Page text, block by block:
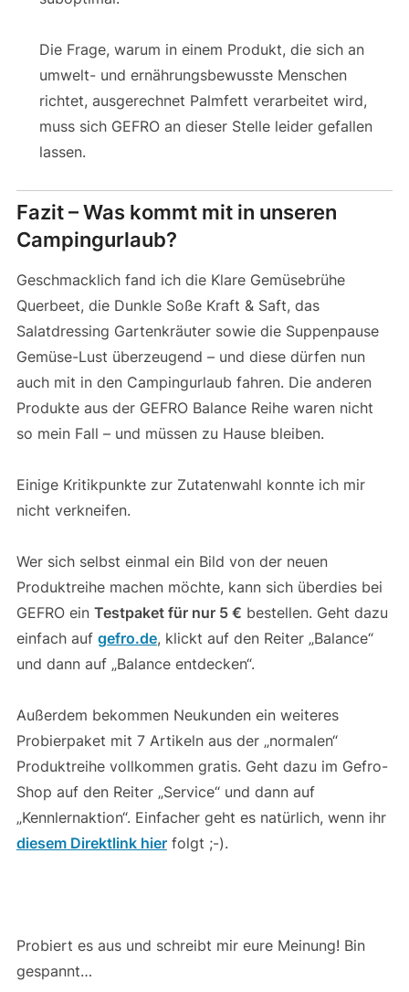
Die Frage, warum in einem Produkt, die sich an
umwelt- und ernährungsbewusste Menschen
richtet, ausgerechnet Palmfett verarbeitet wird,
muss sich GEFRO an dieser Stelle leider gefallen
lassen.
Fazit – Was kommt mit in unseren
Campingurlaub?
Geschmacklich fand ich die Klare Gemüsebrühe
Querbeet, die Dunkle Soße Kraft & Saft, das
Salatdressing Gartenkräuter sowie die Suppenpause
Gemüse-Lust überzeugend – und diese dürfen nun
auch mit in den Campingurlaub fahren. Die anderen
Produkte aus der GEFRO Balance Reihe waren nicht
so mein Fall – und müssen zu Hause bleiben.
Einige Kritikpunkte zur Zutatenwahl konnte ich mir
nicht verkneifen.
Wer sich selbst einmal ein Bild von der neuen
Produktreihe machen möchte, kann sich überdies bei
GEFRO ein Testpaket für nur 5 € bestellen. Geht dazu
einfach auf gefro.de, klickt auf den Reiter „Balance“
und dann auf „Balance entdecken“.
Außerdem bekommen Neukunden ein weiteres
Probierpaket mit 7 Artikeln aus der „normalen“
Produktreihe vollkommen gratis. Geht dazu im Gefro-
Shop auf den Reiter „Service“ und dann auf
„Kennlernaktion“. Einfacher geht es natürlich, wenn ihr
diesem Direktlink hierfolgt ;-).
Probiert es aus und schreibt mir eure Meinung! Bin
gespannt…